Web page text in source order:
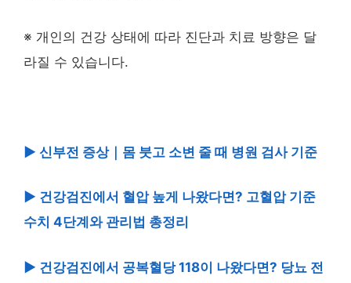
※ 개인의 건강 상태에 따라 진단과 치료 방향은 달
라질 수 있습니다.
▶ 신부전 증상｜몸 붓고 소변 줄 때 병원 검사 기준
▶ 건강검진에서 혈압 높게 나왔다면? 고혈압 기준
수치 4단계와 관리법 총정리
▶ 건강검진에서 공복혈당 118이 나왔다면? 당뇨 전